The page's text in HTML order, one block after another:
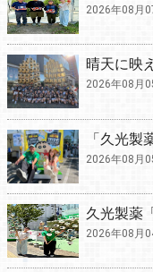
2026年08月
晴天に映
2026年08月
「久光製
2026年08月
久光製薬
2026年08月